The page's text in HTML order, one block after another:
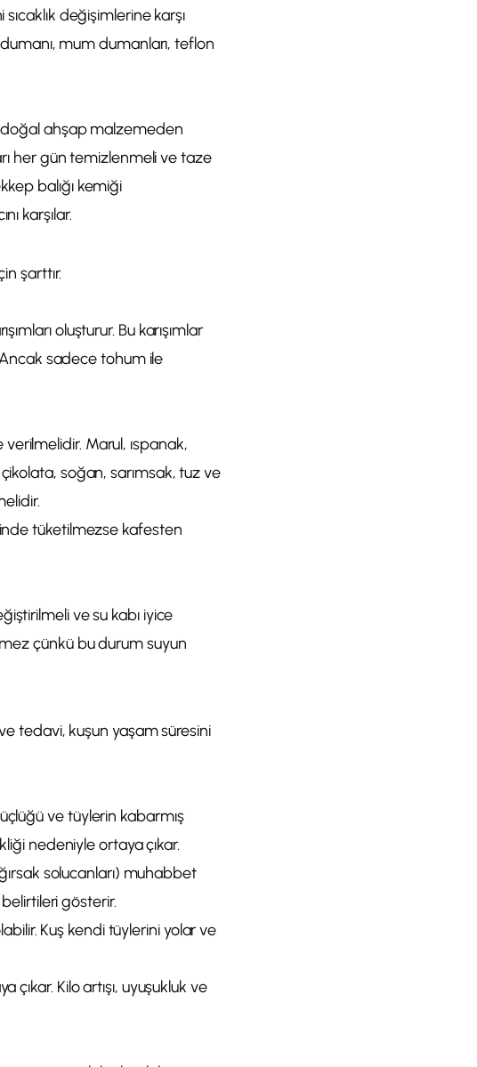
değişimlerine karşı
mum dumanları, teflon
doğal ahşap malzemeden
her gün temizlenmeli ve taze
balığı kemiği
karşılar.
şarttır.
oluşturur. Bu karışımlar
sadece tohum ile
Marul, ıspanak,
soğan, sarımsak, tuz ve
tüketilmezse kafesten
ve su kabı iyice
çünkü bu durum suyun
tedavi, kuşun yaşam süresini
ve tüylerin kabarmış
nedeniyle ortaya çıkar.
solucanları) muhabbet
gösterir.
Kuş kendi tüylerini yolar ve
çıkar. Kilo artışı, uyuşukluk ve